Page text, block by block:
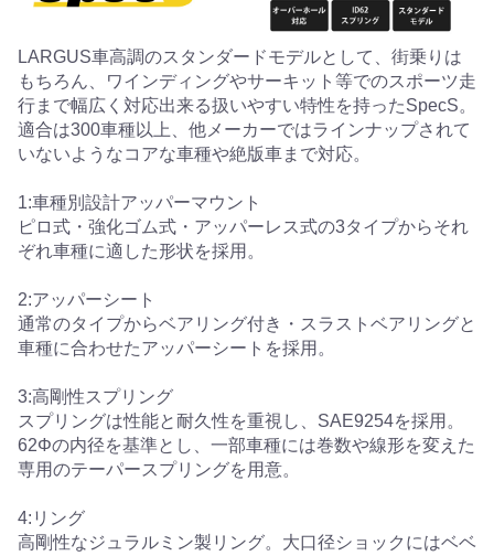
LARGUS車高調のスタンダードモデルとして、街乗りは
もちろん、ワインディングやサーキット等でのスポーツ走
行まで幅広く対応出来る扱いやすい特性を持ったSpecS。
適合は300車種以上、他メーカーではラインナップされて
いないようなコアな車種や絶版車まで対応。
1:車種別設計アッパーマウント
ピロ式・強化ゴム式・アッパーレス式の3タイプからそれ
ぞれ車種に適した形状を採用。
2:アッパーシート
通常のタイプからベアリング付き・スラストベアリングと
車種に合わせたアッパーシートを採用。
3:高剛性スプリング
スプリングは性能と耐久性を重視し、SAE9254を採用。
62Φの内径を基準とし、一部車種には巻数や線形を変えた
専用のテーパースプリングを用意。
4:リング
高剛性なジュラルミン製リング。大口径ショックにはベベ